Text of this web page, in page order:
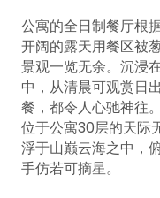
公寓的全日制餐厅根
开阔的露天用餐区被
景观一览无余。沉浸
中，从清晨可观赏日
餐，都令人心驰神往。
位于公寓30层的天际
浮于山巅云海之中，
手仿若可摘星。